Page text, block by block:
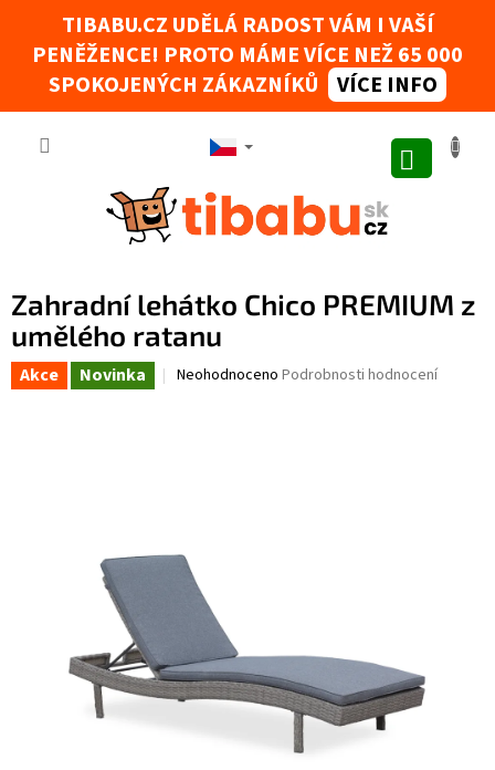
TIBABU.CZ UDĚLÁ RADOST VÁM I VAŠÍ
PENĚŽENCE! PROTO MÁME VÍCE NEŽ 65 000
SPOKOJENÝCH ZÁKAZNÍKŮ
VÍCE INFO
Zahradní lehátko Chico PREMIUM z
umělého ratanu
Akce Novinka Průměrné hodnocení produktu je 0,0 z 5
Neohodnoceno Podrobnosti hodnocení
Tibabák - Váš AI rádce